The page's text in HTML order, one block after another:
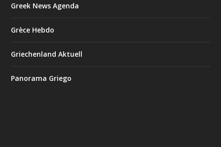
Greek News Agenda
Grèce Hebdo
Griechenland Aktuell
Panorama Griego